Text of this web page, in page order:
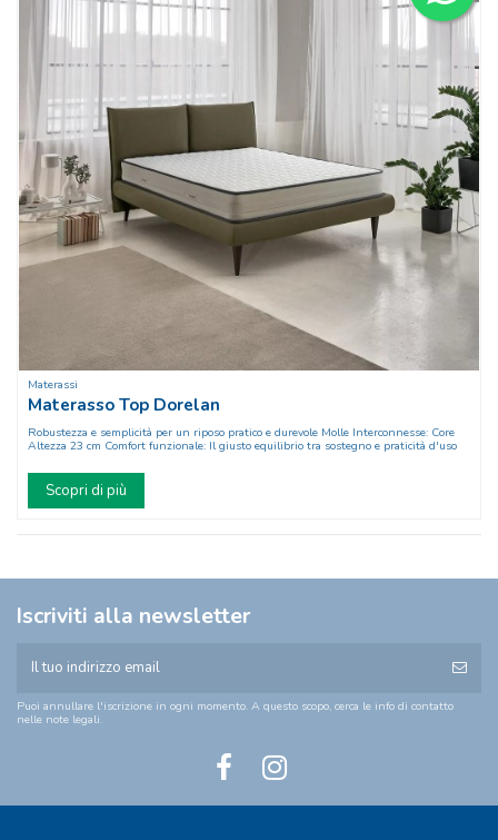
Materassi
Materasso Top Dorelan
Robustezza e semplicità per un riposo pratico e durevole Molle Interconnesse: Core
Altezza 23 cm Comfort funzionale: Il giusto equilibrio tra sostegno e praticità d'uso
Scopri di più
Iscriviti alla newsletter
Puoi annullare l'iscrizione in ogni momento. A questo scopo, cerca le info di contatto
nelle note legali.